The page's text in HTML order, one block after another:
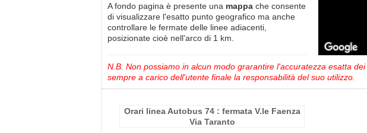
A fondo pagina è presente una mappa che consente
di visualizzare l'esatto punto geografico ma anche
controllare le fermate delle linee adiacenti,
posizionate cioè nell'arco di 1 km.
N.B. Non possiamo in alcun modo grarantire l'accuratezza esatta
sempre a carico dell'utente finale la responsabilità del suo utilizzo.
Orari linea Autobus 74 : fermata V.le Faenza
Via Taranto